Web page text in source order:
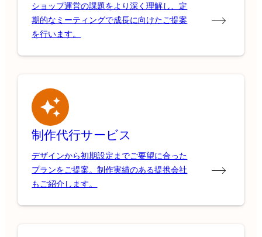
ショップ運営の課題をより深く理解し、定
期的なミーティングで成長に向けたご提案
を行います。
制作代行サービス
デザインから初期設定までご要望に合った
プランをご提案。制作実績のある提携会社
もご紹介します。